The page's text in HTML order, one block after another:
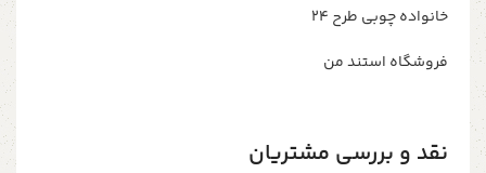
خانواده چوبی طرح ۲۴
فروشگاه استند من
نقد و بررسی مشتریان